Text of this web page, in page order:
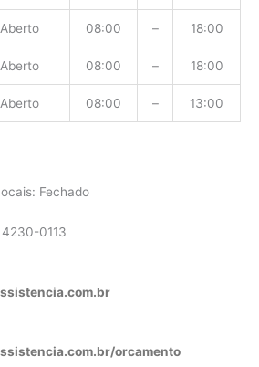
Aberto 08:00 – 18:00
Aberto 08:00 – 18:00
Aberto 08:00 – 13:00
Fechado
4230-0113
orcamento